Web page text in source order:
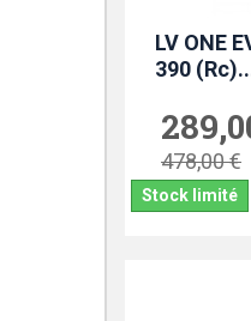
LV ONE
390
478,00 €
Stock limité